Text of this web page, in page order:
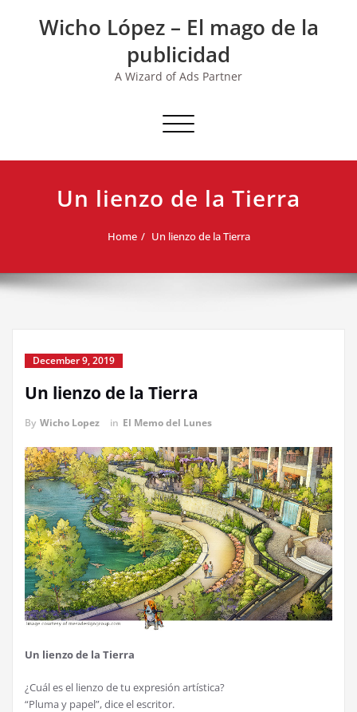
Wicho López – El mago de la
publicidad
A Wizard of Ads Partner
Toggle navigation
Un lienzo de la Tierra
Home Un lienzo de la Tierra
December 9, 2019
Un lienzo de la Tierra
By Wicho Lopez in El Memo del Lunes
Un lienzo de la Tierra
¿Cuál es el lienzo de tu expresión artística?
“Pluma y papel”, dice el escritor.